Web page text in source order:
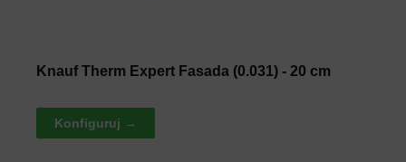
Knauf Therm Expert Fasada (0.031) - 20 cm
Konfiguruj →